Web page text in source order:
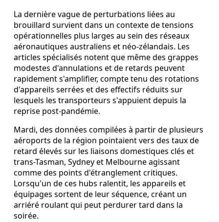
La dernière vague de perturbations liées au
brouillard survient dans un contexte de tensions
opérationnelles plus larges au sein des réseaux
aéronautiques australiens et néo-zélandais. Les
articles spécialisés notent que même des grappes
modestes d'annulations et de retards peuvent
rapidement s'amplifier, compte tenu des rotations
d'appareils serrées et des effectifs réduits sur
lesquels les transporteurs s'appuient depuis la
reprise post-pandémie.
Mardi, des données compilées à partir de plusieurs
aéroports de la région pointaient vers des taux de
retard élevés sur les liaisons domestiques clés et
trans-Tasman, Sydney et Melbourne agissant
comme des points d'étranglement critiques.
Lorsqu'un de ces hubs ralentit, les appareils et
équipages sortent de leur séquence, créant un
arriéré roulant qui peut perdurer tard dans la
soirée.